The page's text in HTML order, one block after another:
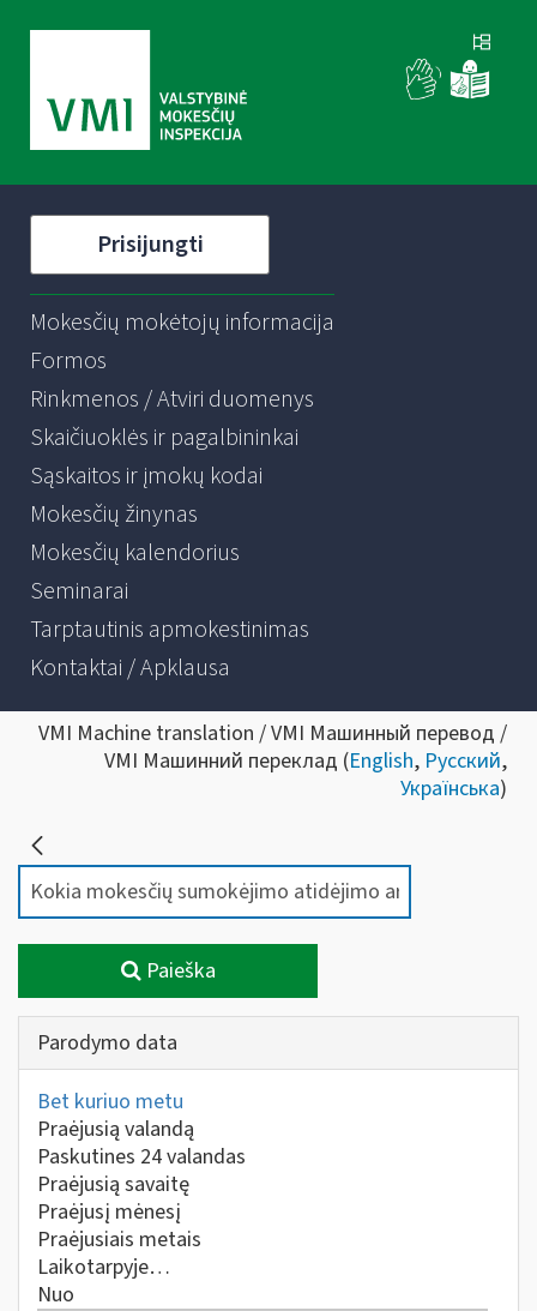
Prisijungti
Mokesčių mokėtojų informacija
Formos
Rinkmenos / Atviri duomenys
Skaičiuoklės ir pagalbininkai
Sąskaitos ir įmokų kodai
Mokesčių žinynas
Mokesčių kalendorius
Seminarai
Tarptautinis apmokestinimas
Kontaktai / Apklausa
VMI Machine translation / VMI Машинный перевод /
VMI Машинний переклад (English, Русский,
Українська)
Paieška
Parodymo data
Bet kuriuo metu
Praėjusią valandą
Paskutines 24 valandas
Praėjusią savaitę
Praėjusį mėnesį
Praėjusiais metais
Laikotarpyje…
Nuo